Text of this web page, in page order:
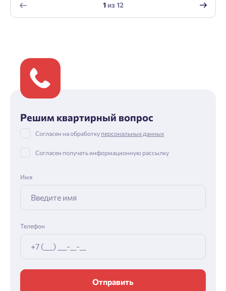
1из12
Решим квартирный вопрос
Согласен на обработку персональных данных
Согласен получать информационную рассылку
Имя
Телефон
Отправить